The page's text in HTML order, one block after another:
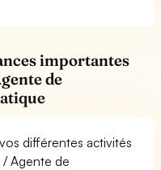
importantes
de
différentes activités
/ Agente de